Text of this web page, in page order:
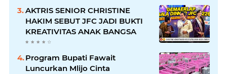
AKTRIS SENIOR CHRISTINE
HAKIM SEBUT JFC JADI BUKTI
KREATIVITAS ANAK BANGSA
Program Bupati Fawait
Luncurkan Mlijo Cinta